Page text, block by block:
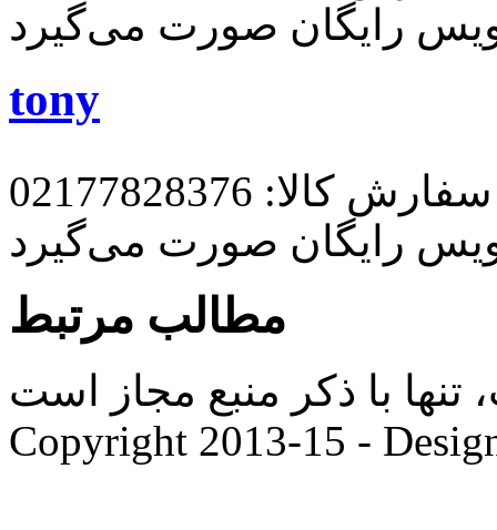
رایگان صورت می‌گیرد
tony
کالا: 02177828376
رایگان صورت می‌گیرد
مطالب مرتبط
با ذکر منبع مجاز است. |
Copyright 2013-15 -